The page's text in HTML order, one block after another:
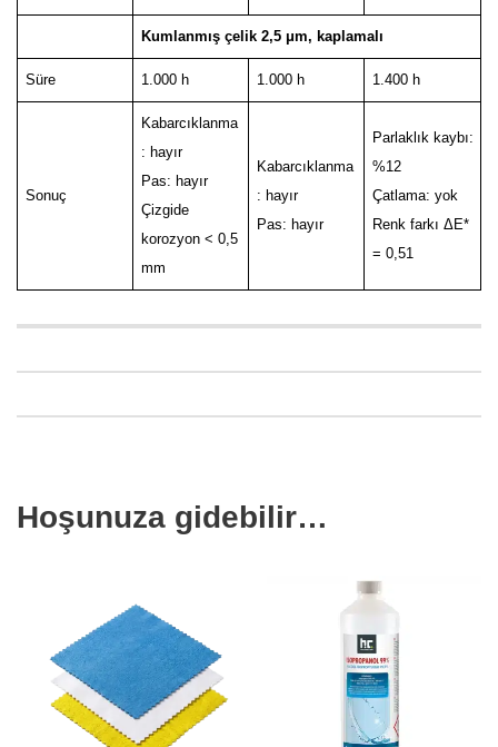
Kumlanmış çelik 2,5 μm, kaplamalı
Süre 1.000 h 1.000 h 1.400 h
Sonuç
Kabarcıklanma
: hayır
Pas: hayır
Çizgide
korozyon < 0,5
mm
Kabarcıklanma
: hayır
Pas: hayır
Parlaklık kaybı:
%12
Çatlama: yok
Renk farkı ΔE*
= 0,51
Hoşunuza gidebilir…